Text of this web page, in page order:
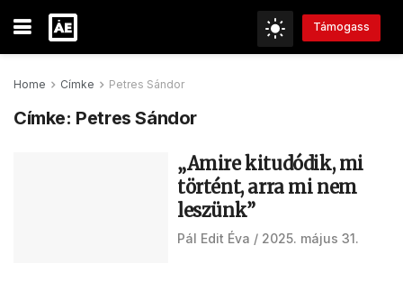
Támogass
Home Címke Petres Sándor
Címke: Petres Sándor
„Amire kitudódik, mi
történt, arra mi nem
leszünk”
Pál Edit Éva 2025. május 31.